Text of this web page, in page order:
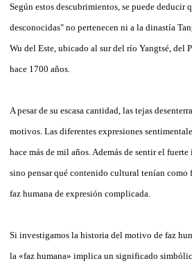
Según estos descubrimientos, se puede deducir
desconocidas" no pertenecen ni a la dinastía
Wu del Este, ubicado al sur del río Yangtsé, del
hace 1700 años.
A pesar de su escasa cantidad, las tejas
motivos. Las diferentes expresiones
hace más de mil años. Además de sentir el
sino pensar qué contenido cultural tenían como
faz humana de expresión complicada.
Si investigamos la historia del motivo de faz
la «faz humana» implica un significado